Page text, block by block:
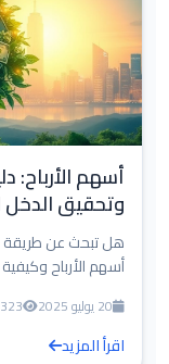
أسهم الأرباح:
وتحقيق الدخل
هل تبحث عن
أسهم الأرباح وكيفية
20 يوليو 2025
اقرأ المزيد